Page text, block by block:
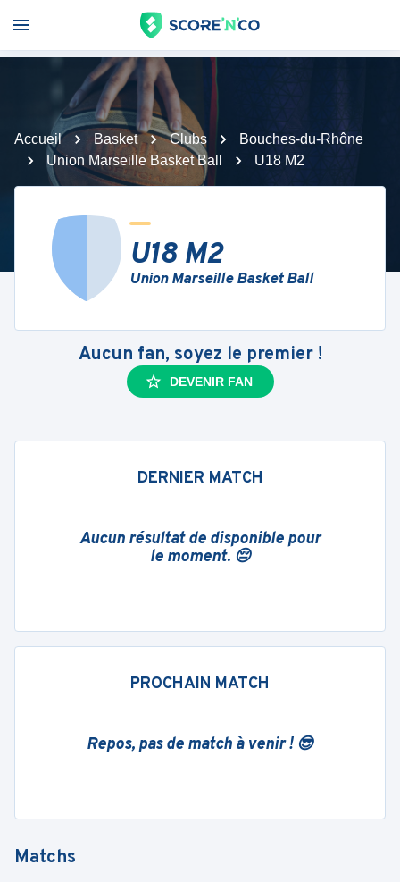
Accueil Basket Clubs
Bouches-du-Rhône
Union Marseille Basket Ball
U18 M2
U18 M2
Union Marseille Basket Ball
Aucun fan, soyez le premier !
DEVENIR FAN
DERNIER MATCH
Aucun résultat de disponible pour
le moment. 😔
PROCHAIN MATCH
Repos, pas de match à venir ! 😎
Matchs